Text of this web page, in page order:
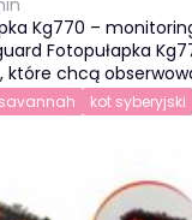
Kg770 –
Fotopułapka
które chcą
kot syberyjski